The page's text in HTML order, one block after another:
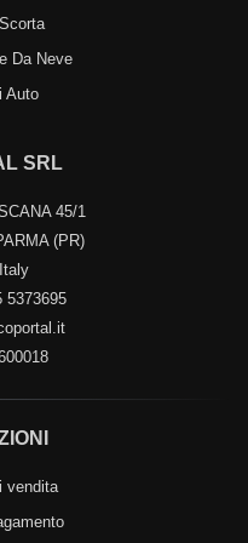
Da Neve
Auto
SRL
45/1
(PR)
Italy
5373695
vendita